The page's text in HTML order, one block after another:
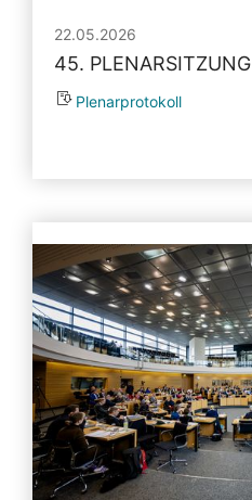
22.05.2026
45. PLENARSITZUNG
Plenarprotokoll